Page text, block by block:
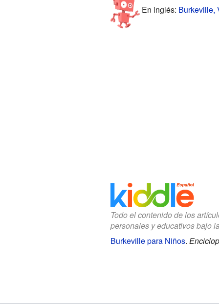
En inglés: Burkeville,
Todo el contenido de los
personales y educativos bajo
Burkeville para Niños.